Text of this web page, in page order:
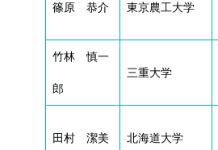
篠原 恭介 東京農工大学
竹林 慎一
郎
三重大学
田村 潔美 北海道大学